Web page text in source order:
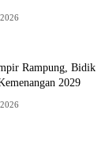
Rampung, Bidik
2029